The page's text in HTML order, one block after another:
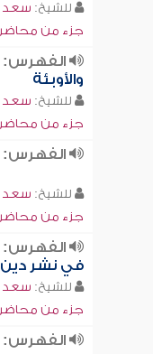
للشيخ: سعد
جزء من
والأوبئة
للشيخ: سعد
جزء من
للشيخ: سعد
جزء من
في نشر دين
للشيخ: سعد
جزء من محاضرة
الفهرس: